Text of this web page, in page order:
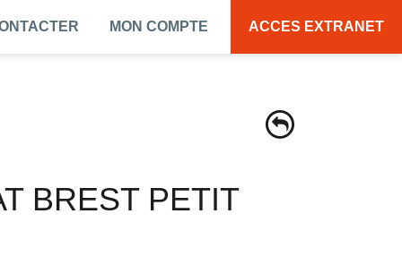
MON COMPTE ACCES EXTRANET